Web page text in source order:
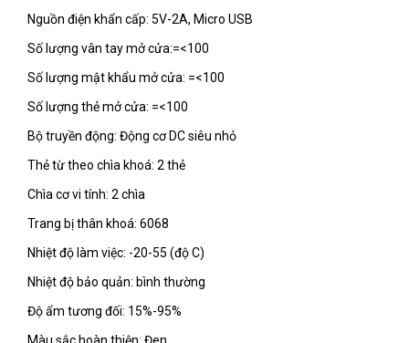
Nguồn điện khẩn cấp: 5V-2A, Micro USB
Số lượng vân tay mở cửa:=<100
Số lượng mật khẩu mở cửa: =<100
Số lượng thẻ mở cửa: =<100
Bộ truyền động: Động cơ DC siêu nhỏ
Thẻ từ theo chìa khoá: 2 thẻ
Chìa cơ vi tính: 2 chìa
Trang bị thân khoá: 6068
Nhiệt độ làm việc: -20-55 (độ C)
Nhiệt độ bảo quản: bình thường
Độ ẩm tương đối: 15%-95%